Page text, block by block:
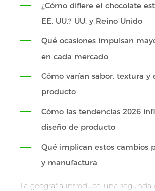
¿Cómo difiere el chocolate
EE. UU.? UU. y Reino Unido
Qué ocasiones impulsan
en cada mercado
Cómo varían sabor, textura y
producto
Cómo las tendencias 2026
diseño de producto
Qué implican estos cambios
y manufactura
La geografía introduce una segunda